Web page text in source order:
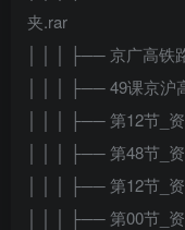
夹.rar
│ │ │ ├── 京广高铁
│ │ │ ├── 49课京沪
│ │ │ ├── 第12节_
│ │ │ ├── 第48节_
│ │ │ ├── 第12节_
│ │ │ ├── 第00节_